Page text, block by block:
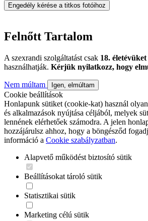
Engedély kérése a titkos fotóihoz
Felnőtt Tartalom
A szexrandi szolgáltatást csak 18.
használhatják. Kérjük nyilatkozz, hogy
Nem múltam Igen, elmúltam
Cookie beállítások
Honlapunk sütiket (cookie-kat) használ
és alkalmazások nyújtása céljából, melyek
lennének elérhetőek számodra. A jelen
hozzájárulsz ahhoz, hogy a böngésződ
információ a Cookie szabályzatban.
Alapvető működést biztosító sütik
Beállításokat tároló sütik
Statisztikai sütik
Marketing célú sütik